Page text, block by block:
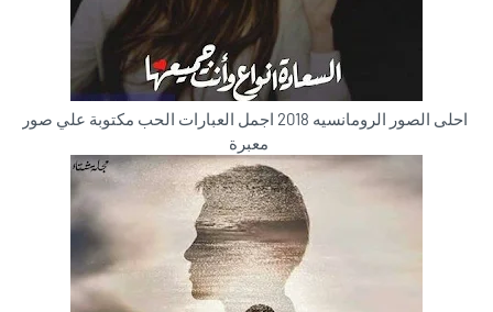
احلى الصور الرومانسيه 2018 اجمل العبارات الحب مكتوبة علي صور
معبرة